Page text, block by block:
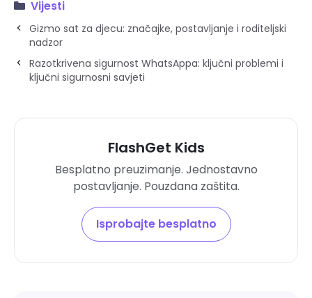
Vijesti
Gizmo sat za djecu: značajke, postavljanje i roditeljski
nadzor
Razotkrivena sigurnost WhatsAppa: ključni problemi i
ključni sigurnosni savjeti
FlashGet Kids
Besplatno preuzimanje. Jednostavno
postavljanje. Pouzdana zaštita.
Isprobajte besplatno